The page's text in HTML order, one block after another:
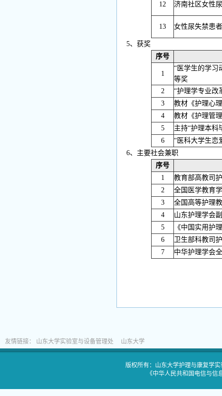
12 济南社区女性
13 女性尿失禁患
5、获奖
序号
1
“医学生的学习
等奖
2
“护理学专业改
3
教材《护理心
4
教材《护理管
5
主持“护理本科
6
“医科大学生恋
6、主要社会兼职
序号
1
教育部高教司
2
全国医学教育
3
全国高等护理
4
山东护理学会
5
《中国实用护
6
卫生部科教司
7
中华护理学会
友情链接： 山东大学实验室与设备管理处 山东大学
版权所有：山东大学护理与康复学
《中华人民共和国电信与